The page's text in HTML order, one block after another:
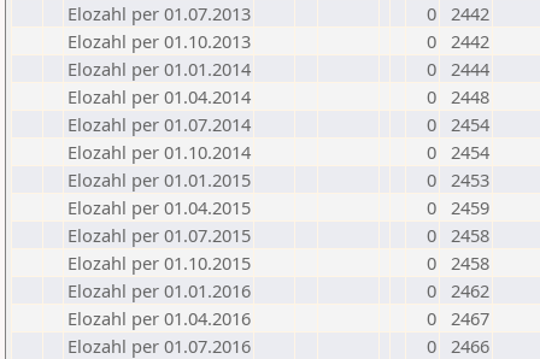
Elozahl per 01.07.2013
0 2442
Elozahl per 01.10.2013
0 2442
Elozahl per 01.01.2014
0 2444
Elozahl per 01.04.2014
0 2448
Elozahl per 01.07.2014
0 2454
Elozahl per 01.10.2014
0 2454
Elozahl per 01.01.2015
0 2453
Elozahl per 01.04.2015
0 2459
Elozahl per 01.07.2015
0 2458
Elozahl per 01.10.2015
0 2458
Elozahl per 01.01.2016
0 2462
Elozahl per 01.04.2016
0 2467
Elozahl per 01.07.2016
0 2466